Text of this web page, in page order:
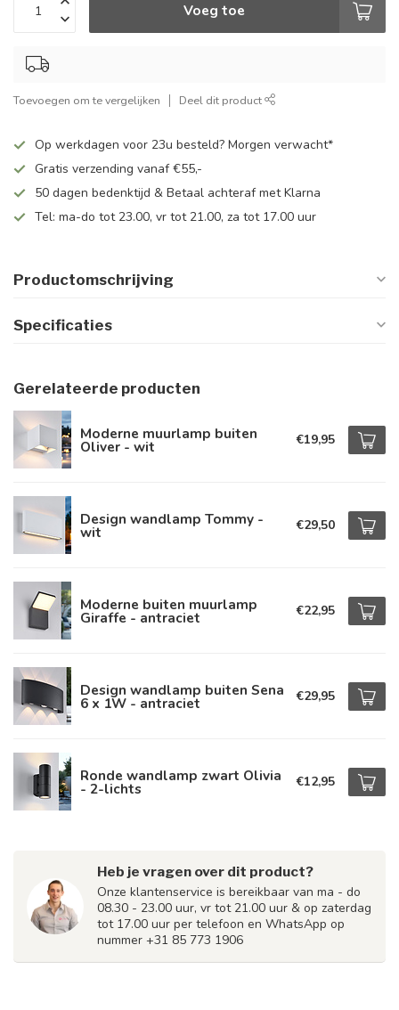
Voeg toe
Toevoegen om te vergelijken Deel dit product
Op werkdagen voor 23u besteld? Morgen verwacht*
Gratis verzending vanaf €55,-
50 dagen bedenktijd & Betaal achteraf met Klarna
Tel: ma-do tot 23.00, vr tot 21.00, za tot 17.00 uur
Productomschrijving
Specificaties
Gerelateerde producten
Moderne muurlamp buiten
Oliver - wit €19,95
Design wandlamp Tommy -
wit €29,50
Moderne buiten muurlamp
Giraffe - antraciet €22,95
Design wandlamp buiten Sena
6 x 1W - antraciet €29,95
Ronde wandlamp zwart Olivia
- 2-lichts €12,95
Heb je vragen over dit product?
Onze klantenservice is bereikbaar van ma - do
08.30 - 23.00 uur, vr tot 21.00 uur & op zaterdag
tot 17.00 uur per telefoon en WhatsApp op
nummer +31 85 773 1906